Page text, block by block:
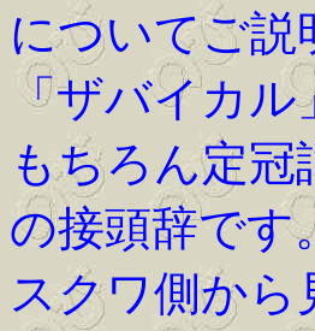
についてご
「ザバイカ
もちろん定
の接頭辞です
スクワ側か